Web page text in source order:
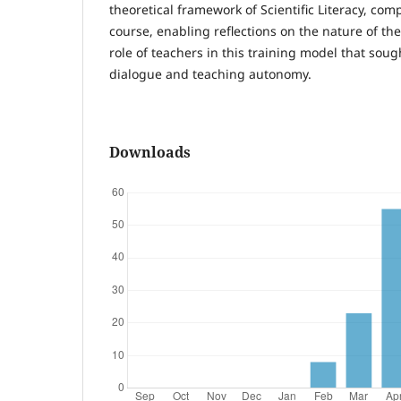
theoretical framework of Scientific Literacy,
course, enabling reflections on the nature of
role of teachers in this training model that
dialogue and teaching autonomy.
Downloads